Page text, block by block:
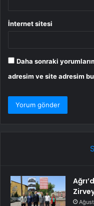
İnternet sitesi
Daha sonraki
adresim ve site adresim